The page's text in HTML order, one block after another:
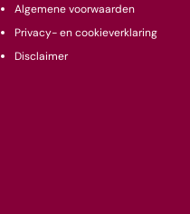
Algemene voorwaarden
Privacy- en cookieverklaring
Disclaimer